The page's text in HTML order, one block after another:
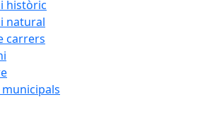
històric
natural
carrers